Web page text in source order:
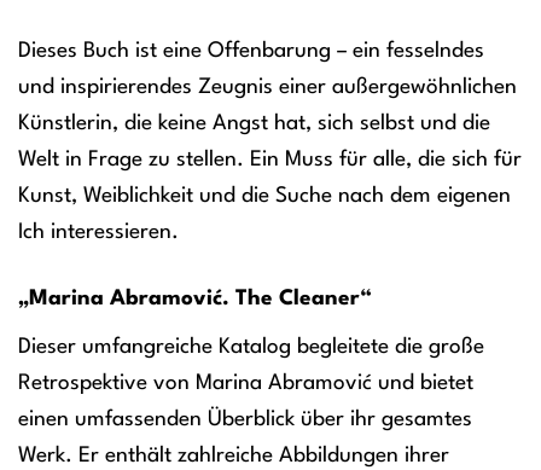
Dieses Buch ist eine Offenbarung – ein fesselndes
und inspirierendes Zeugnis einer außergewöhnlichen
Künstlerin, die keine Angst hat, sich selbst und die
Welt in Frage zu stellen. Ein Muss für alle, die sich für
Kunst, Weiblichkeit und die Suche nach dem eigenen
Ich interessieren.
„Marina Abramović. The Cleaner“
Dieser umfangreiche Katalog begleitete die große
Retrospektive von Marina Abramović und bietet
einen umfassenden Überblick über ihr gesamtes
Werk. Er enthält zahlreiche Abbildungen ihrer